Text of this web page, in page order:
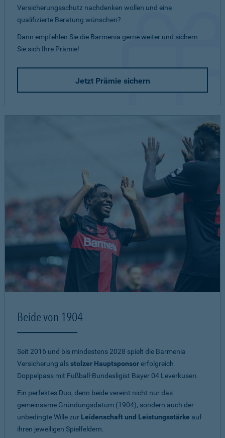
Versicherungsschutz nachdenken wollen und eine
qualifizierte Beratung wünschen?
Dann empfehlen Sie die Barmenia gerne weiter und sichern
Sie sich Ihre Prämie!
Jetzt Prämie sichern
Beide von 1904
Seit 2016 und bis mindestens 2028 spielt die Barmenia
Versicherung alsstolzer Hauptsponsorerfolgreich
Doppelpass mit Fußball-Bundesligist Bayer 04 Leverkusen.
Ein perfektes Duo, denn beide vereint nicht nur das
gemeinsame Gründungsdatum (1904), sondern auch der
unbedingte Wille zur Leidenschaft und Leistungsstärke auf
ihren jeweiligen Spielfeldern.